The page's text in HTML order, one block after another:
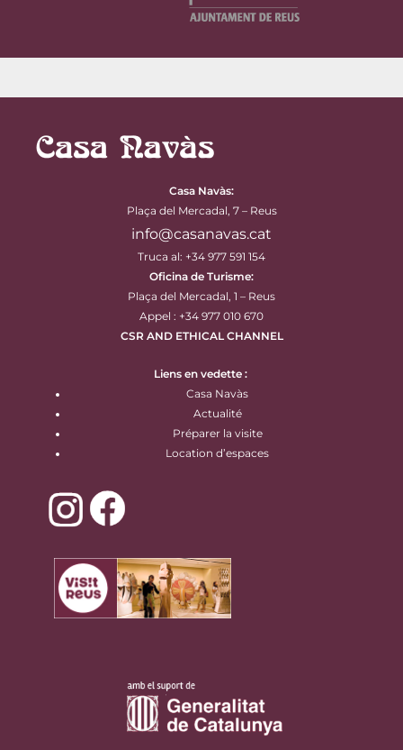
Casa Navàs:
Plaça del Mercadal, 7 – Reus
info@casanavas.cat
Truca al: +34 977 591 154
Oficina de Turisme:
Plaça del Mercadal, 1 – Reus
Appel : +34 977 010 670
CSR AND ETHICAL CHANNEL
Liens en vedette :
Casa Navàs
Actualité
Préparer la visite
Location d’espaces